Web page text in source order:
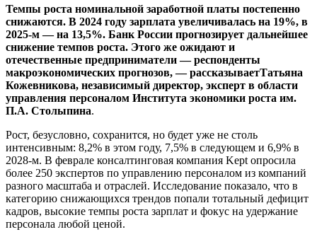
Темпы роста номинальной заработной платы постепенно
снижаются. В 2024 году зарплата увеличивалась на 19%, в
2025-м — на 13,5%. Банк России прогнозирует дальнейшее
снижение темпов роста. Этого же ожидают и
отечественные предприниматели — респонденты
макроэкономических прогнозов, — рассказываетТатьяна
Кожевникова, независимый директор, эксперт в области
управления персоналом Института экономики роста им.
П.А. Столыпина.
Рост, безусловно, сохранится, но будет уже не столь
интенсивным: 8,2% в этом году, 7,5% в следующем и 6,9% в
2028-м. В феврале консалтинговая компания Kept опросила
более 250 экспертов по управлению персоналом из компаний
разного масштаба и отраслей. Исследование показало, что в
категорию снижающихся трендов попали тотальный дефицит
кадров, высокие темпы роста зарплат и фокус на удержание
персонала любой ценой.